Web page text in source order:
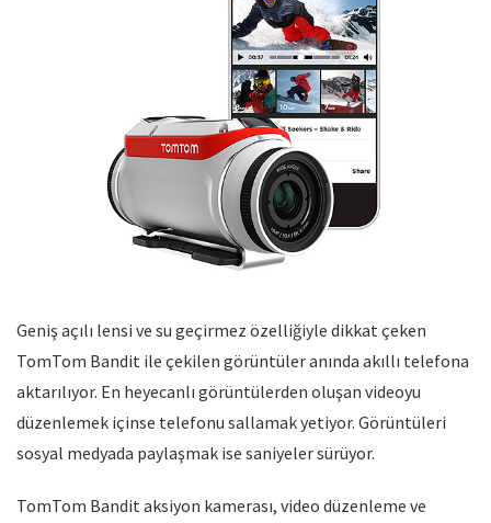
Geniş açılı lensi ve su geçirmez özelliğiyle dikkat çeken
TomTom Bandit ile çekilen görüntüler anında akıllı telefona
aktarılıyor. En heyecanlı görüntülerden oluşan videoyu
düzenlemek içinse telefonu sallamak yetiyor. Görüntüleri
sosyal medyada paylaşmak ise saniyeler sürüyor.
TomTom Bandit aksiyon kamerası, video düzenleme ve